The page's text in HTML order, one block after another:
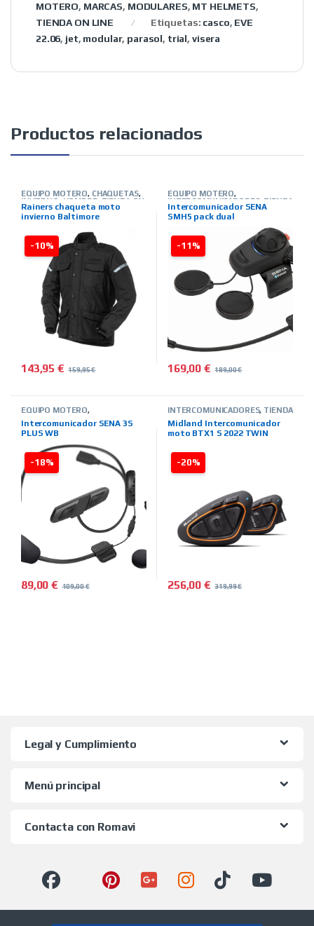
MOTERO, MARCAS, MODULARES, MT HELMETS,
TIENDA ON LINE
Etiquetas: casco, EVE
22.06, jet, modular, parasol, trial, visera
Productos relacionados
-10%
EQUIPO MOTERO, CHAQUETAS,
INVIERNO
HOMBRE, TIENDA ON
LINE,MARCAS,RAINERS
Rainers chaqueta moto
invierno Baltimore
143,95€ 159,95€
-11%
EQUIPO MOTERO,
INTERCOMUNICADORES, TIENDA
ON LINE,MARCAS,SENA
Intercomunicador SENA
SMH5 pack dual
169,00€ 189,00€
-18%
EQUIPO MOTERO,
ON LINE,MARCAS,SENA
Intercomunicador SENA 3S
PLUS WB
89,00€ 109,00€
-20%
INTERCOMUNICADORES, TIENDA
Midland Intercomunicador
moto BTX1 S 2022 TWIN
256,00€ 319,99€
Legal y Cumplimiento
Menú principal
Contacta con Romavi